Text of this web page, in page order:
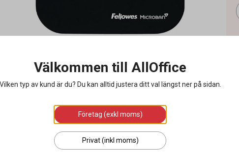
Välkommen till AllOffice
Vilken typ av kund är du? Du kan alltid justera ditt val längst ner på sidan.
Företag (exkl moms)
Privat (inkl moms)